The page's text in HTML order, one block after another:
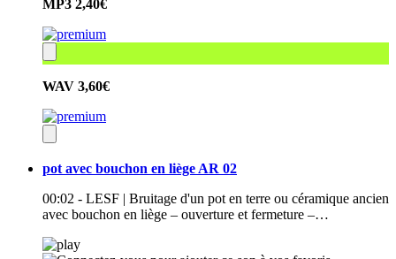
MP3 2,40€
WAV 3,60€
pot avec bouchon en liège AR 02
00:02 - LESF | Bruitage d'un pot en terre ou céramique ancien
avec bouchon en liège – ouverture et fermeture –…